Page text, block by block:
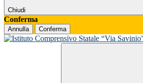
Chiudi
Conferma
Annulla Conferma